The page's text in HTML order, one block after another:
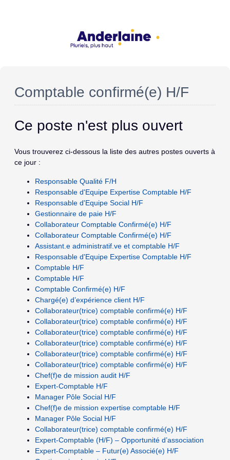
Comptable confirmé(e) H/F
Ce poste n'est plus ouvert
Vous trouverez ci-dessous la liste des autres postes ouverts à
ce jour :
Responsable Qualité F/H
Responsable d'Equipe Expertise Comptable H/F
Responsable d'Equipe Social H/F
Gestionnaire de paie H/F
Collaborateur Comptable Confirmé(e) H/F
Collaborateur Comptable Confirmé(e) H/F
Assistant.e administratif.ve et comptable H/F
Responsable d'Equipe Expertise Comptable H/F
Comptable H/F
Comptable H/F
Comptable Confirmé(e) H/F
Chargé(e) d’expérience client H/F
Collaborateur(trice) comptable confirmé(e) H/F
Collaborateur(trice) comptable confirmé(e) H/F
Collaborateur(trice) comptable confirmé(e) H/F
Collaborateur(trice) comptable confirmé(e) H/F
Collaborateur(trice) comptable confirmé(e) H/F
Collaborateur(trice) comptable confirmé(e) H/F
Chef(f)e de mission audit H/F
Expert-Comptable H/F
Manager Pôle Social H/F
Chef(f)e de mission expertise comptable H/F
Manager Pôle Social H/F
Collaborateur(trice) comptable confirmé(e) H/F
Expert-Comptable (H/F) – Opportunité d’association
Expert-Comptable – Futur(e) Associé(e) H/F